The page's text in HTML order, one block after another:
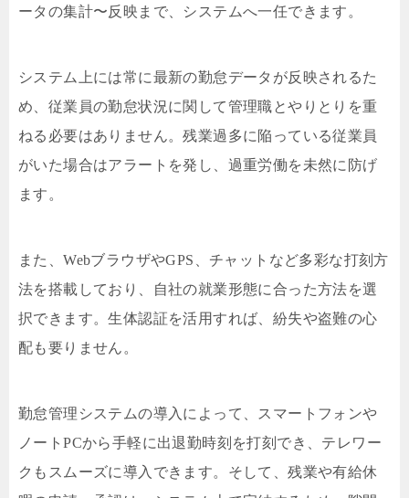
ータの集計〜反映まで、システムへ一任できます。
システム上には常に最新の勤怠データが反映されるた
め、従業員の勤怠状況に関して管理職とやりとりを重
ねる必要はありません。残業過多に陥っている従業員
がいた場合はアラートを発し、過重労働を未然に防げ
ます。
また、WebブラウザやGPS、チャットなど多彩な打刻方
法を搭載しており、自社の就業形態に合った方法を選
択できます。生体認証を活用すれば、紛失や盗難の心
配も要りません。
勤怠管理システムの導入によって、スマートフォンや
ノートPCから手軽に出退勤時刻を打刻でき、テレワー
クもスムーズに導入できます。そして、残業や有給休